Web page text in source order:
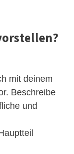
mit deinem
Beschreibe
und